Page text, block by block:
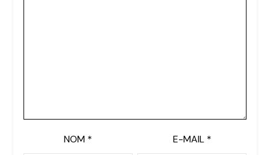
NOM * E-MAIL *